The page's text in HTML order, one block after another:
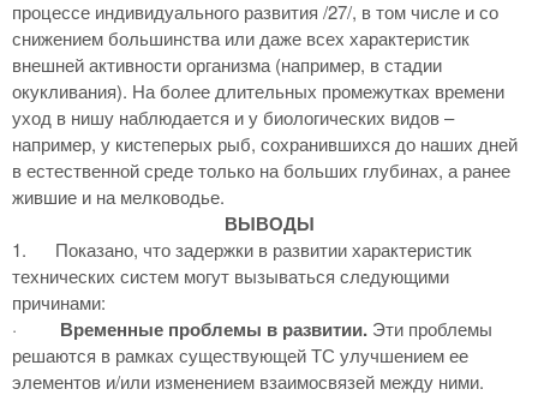
процессе индивидуального развития /27/, в том числе и со
снижением большинства или даже всех характеристик
внешней активности организма (например, в стадии
окукливания). На более длительных промежутках времени
уход в нишу наблюдается и у биологических видов –
например, у кистеперых рыб, сохранившихся до наших дней
в естественной среде только на больших глубинах, а ранее
жившие и на мелководье.
ВЫВОДЫ
1.
Показано, что задержки в развитии характеристик
технических систем могут вызываться следующими
причинами:
·
Временные проблемы в развитии. Эти проблемы
решаются в рамках существующей ТС улучшением ее
элементов и/или изменением взаимосвязей между ними.